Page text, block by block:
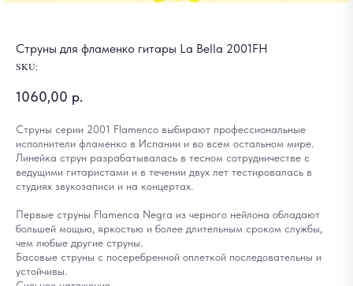
Струны для фламенко гитары La Bella 2001FH
SKU:
1060,00 р.
Струны серии 2001 Flamenco выбирают профессиональные
исполнители фламенко в Испании и во всем остальном мире.
Линейка струн разрабатывалась в тесном сотрудничестве с
ведущими гитаристами и в течении двух лет тестировалась в
студиях звукозаписи и на концертах.
Первые струны Flamenca Negra из черного нейлона обладают
большей мощью, яркостью и более длительным сроком службы,
чем любые другие струны.
Басовые струны с посеребренной оплеткой последовательны и
устойчивы.